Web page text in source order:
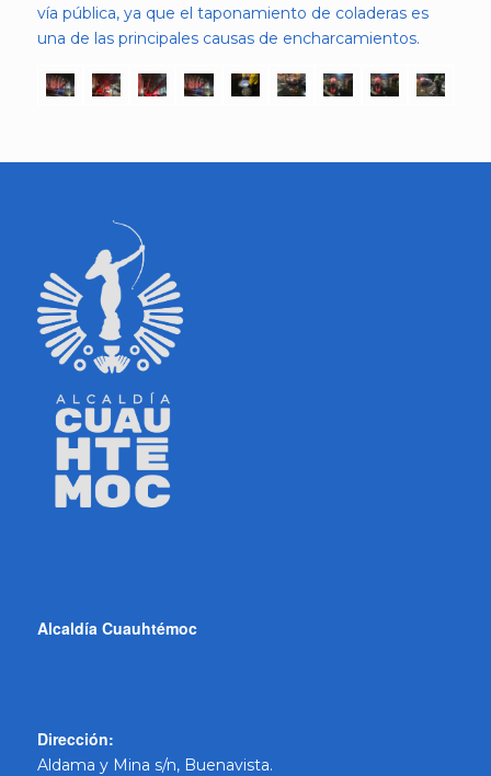
vía pública, ya que el taponamiento de coladeras es
una de las principales causas de encharcamientos.
Alcaldía Cuauhtémoc
Dirección:
Aldama y Mina s/n, Buenavista.